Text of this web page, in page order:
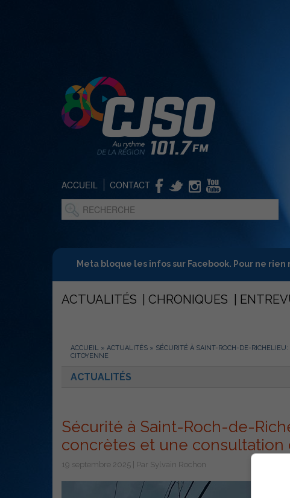
ACCUEIL CONTACT
Meta bloque les infos sur Facebook. Pour ne
ACTUALITÉS CHRONIQUES
ACCUEIL » ACTUALITÉS » SÉCURITÉ À SAINT-ROCH-DE-
CITOYENNE
ACTUALITÉS
Sécurité à Saint-Roch-de-
concrètes et une consultation
19 septembre 2025 | Par Sylvain Rochon